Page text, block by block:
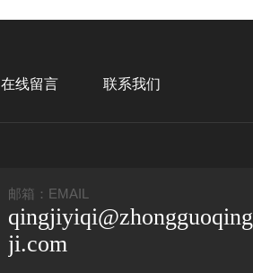
在线留言 联系我们
邮箱：EMAIL
qingjiyiqi@zhongguoqing
ji.com